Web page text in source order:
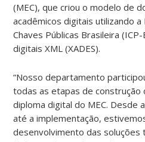
(MEC), que criou o modelo de
acadêmicos digitais utilizando
Chaves Públicas Brasileira
digitais XML (XADES).
“Nosso departamento
todas as etapas de
diploma digital do MEC. Desde
até a implementação,
desenvolvimento das soluções